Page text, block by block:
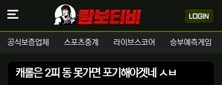
공식보증업체 스포츠중계 라이브스코어 승부예측게임
캐롤은 2피 동 못가면 포기해야겟네 ㅅㅂ